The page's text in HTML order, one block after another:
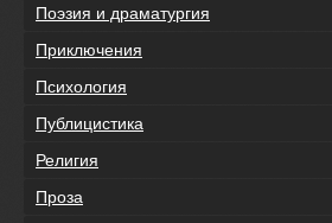
Поэзия и драматургия
Приключения
Психология
Публицистика
Религия
Проза